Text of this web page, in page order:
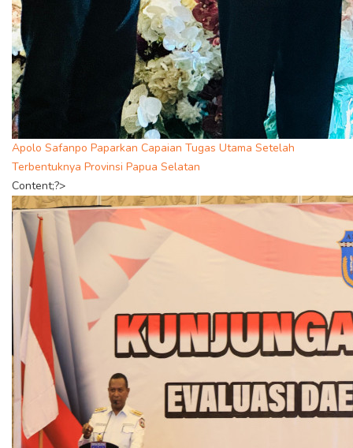
Apolo Safanpo Paparkan Capaian Tugas Utama Setelah
Terbentuknya Provinsi Papua Selatan
Content;?>